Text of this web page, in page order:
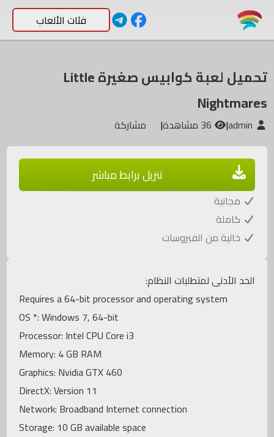
فئات الألعاب
تحميل لعبة كوابيس صغيرة Little
Nightmares
|
| مشاركة
تنزيل برابط مباشر
مجانية
كاملة
خالية من الفيروسات
الحد الأدنى لمتطلبات النظام:
Requires a 64-bit processor and operating system
OS *: Windows 7, 64-bit
Processor: Intel CPU Core i3
Memory: 4 GB RAM
Graphics: Nvidia GTX 460
DirectX: Version 11
Network: Broadband Internet connection
Storage: 10 GB available space